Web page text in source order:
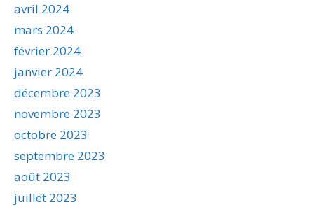
avril 2024
mars 2024
février 2024
janvier 2024
décembre 2023
novembre 2023
octobre 2023
septembre 2023
août 2023
juillet 2023